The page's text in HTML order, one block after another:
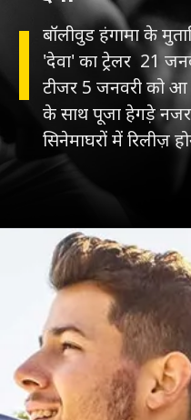
बॉलीवुड हंगामा के
'देवा' का ट्रेलर 21
टीजर 5 जनवरी को
के साथ पूजा हेगड़े
सिनेमाघरों में रिलीज़